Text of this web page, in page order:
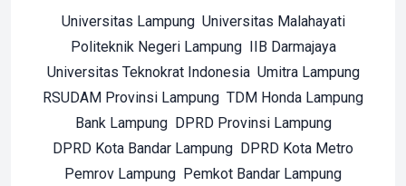
Universitas Lampung Universitas Malahayati
Politeknik Negeri Lampung IIB Darmajaya
Universitas Teknokrat Indonesia Umitra Lampung
RSUDAM Provinsi Lampung TDM Honda Lampung
Bank Lampung DPRD Provinsi Lampung
DPRD Kota Bandar Lampung DPRD Kota Metro
Pemrov Lampung Pemkot Bandar Lampung